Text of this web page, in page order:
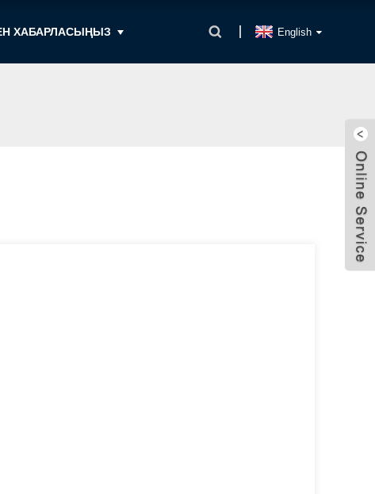
ХАБАРЛАСЫҢЫЗ English